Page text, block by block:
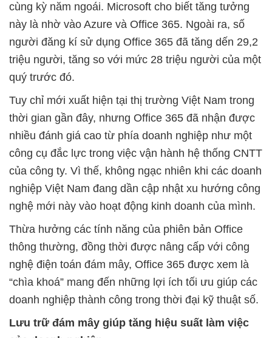
cùng kỳ năm ngoái. Microsoft cho biết tăng tưởng
này là nhờ vào Azure và Office 365. Ngoài ra, số
người đăng kí sử dụng Office 365 đã tăng dến 29,2
triệu người, tăng so với mức 28 triệu người của một
quý trước đó.
Tuy chỉ mới xuất hiện tại thị trường Việt Nam trong
thời gian gần đây, nhưng Office 365 đã nhận được
nhiều đánh giá cao từ phía doanh nghiệp như một
công cụ đắc lực trong việc vận hành hệ thống CNTT
của công ty. Vì thế, không ngạc nhiên khi các doanh
nghiệp Việt Nam đang dần cập nhật xu hướng công
nghệ mới này vào hoạt động kinh doanh của mình.
Thừa hưởng các tính năng của phiên bản Office
thông thường, đồng thời được nâng cấp với công
nghệ điện toán đám mây, Office 365 được xem là
“chìa khoá” mang đến những lợi ích tối ưu giúp các
doanh nghiệp thành công trong thời đại kỹ thuật số.
Lưu trữ đám mây giúp tăng hiệu suất làm việc